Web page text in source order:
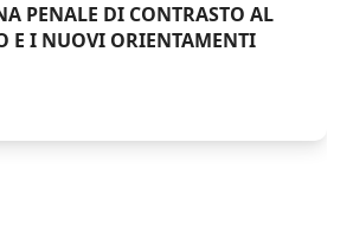
PENALE DI CONTRASTO AL
E I NUOVI ORIENTAMENTI